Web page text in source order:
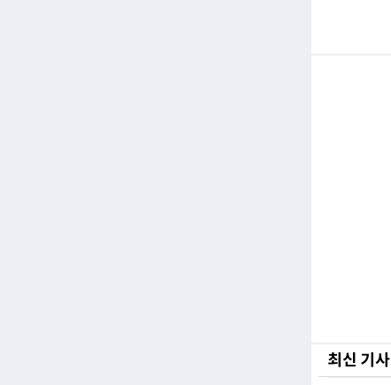
최신 기사